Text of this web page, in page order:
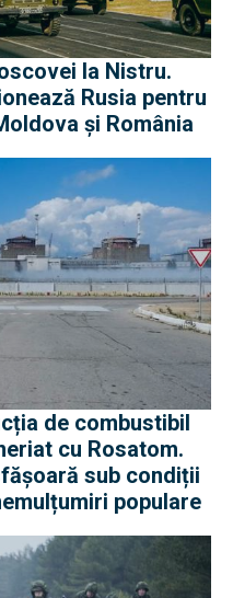
la Nistru.
Rusia pentru
și România
de combustibil
cu Rosatom.
sub condiții
populare